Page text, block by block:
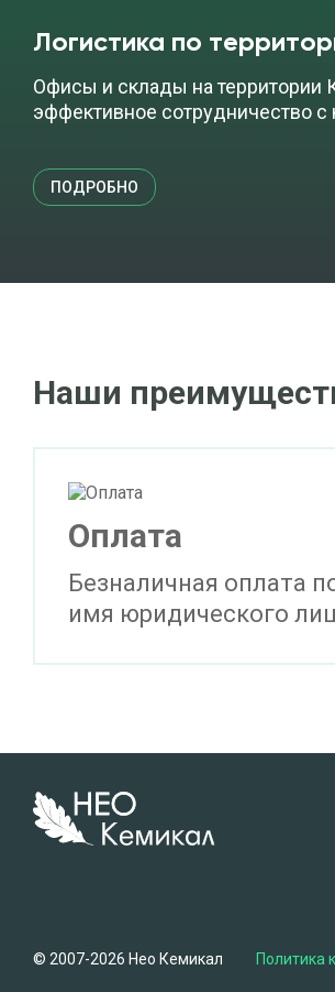
Логистика по
Офисы и склады на территории
эффективное сотрудничество
ПОДРОБНО
Наши
Оплата
Безналичная оплата
имя юридического
© 2007-2026 Нео Кемикал Политика